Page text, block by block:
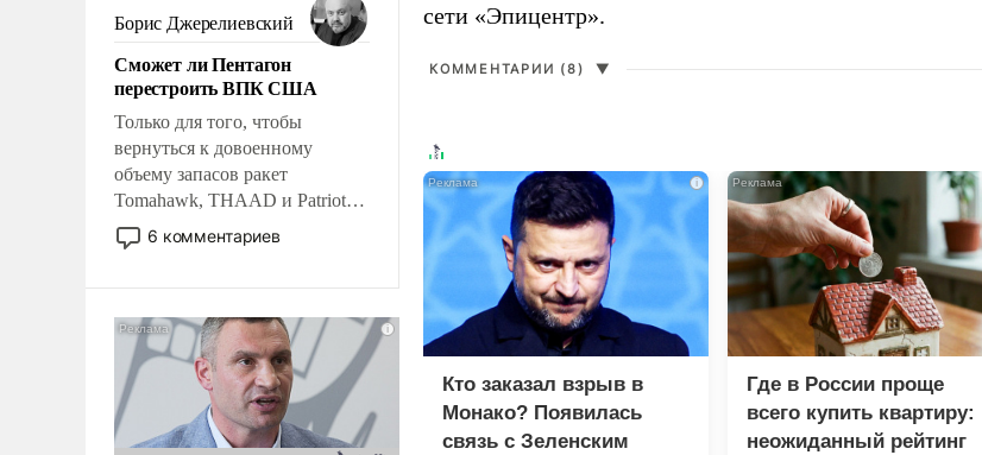
и ее реализация радикально
поднимет наши боевые
возможности.
Борис Джерелиевский
Сможет ли Пентагон
перестроить ВПК США
Только для того, чтобы
вернуться к довоенному
объему запасов ракет
Tomahawk, THAAD и Patriot
США потребуется более трех
лет. Даже небольшая война с
Сложившаяся ситуация
означает многолетний период
уязвимости США, например,
перед Китаем.
6 комментариев
сети «Эпицентр».
КОММЕНТАРИИ (8) ▼
i
Кто заказал взрыв в
Монако? Появилась
связь с Зеленским
Где в России проще
всего купить квартиру:
неожиданный рейтинг